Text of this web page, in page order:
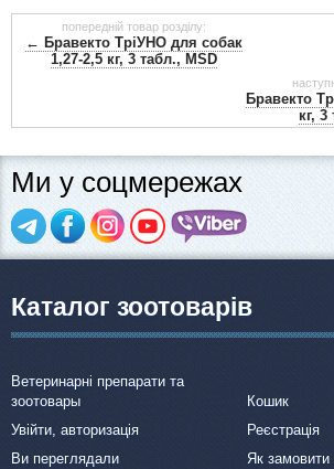
попередній товар розділу:
← Бравекто ТріУНО для собак
1,27-2,5 кг, 3 табл., MSD
Бравекто
кг,
Ми у соцмережах
Каталог зоотоварів
Ветеринарні препарати та
зоотовары
Кошик
Увійти, авторизація
Реєстрація
Ви переглядали
Як замовити